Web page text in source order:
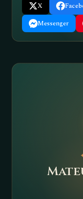
X
Messenger